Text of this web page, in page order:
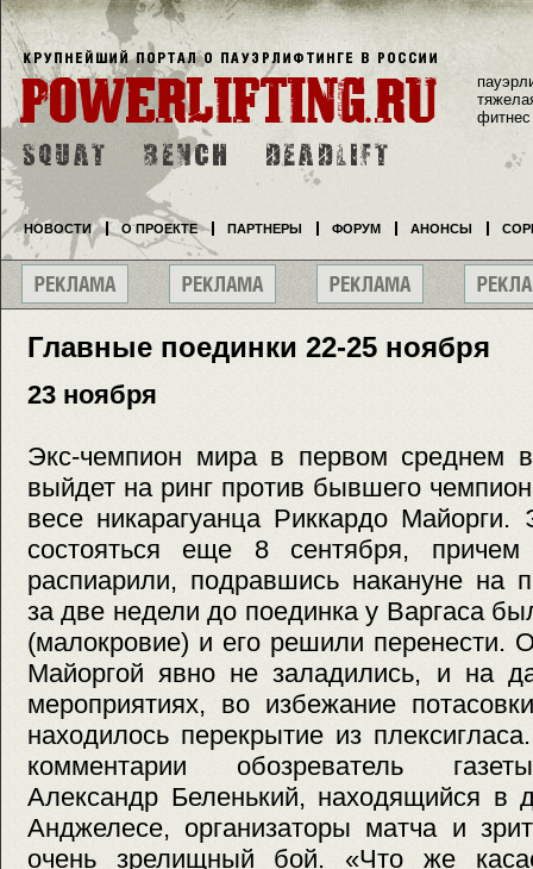
Главные поединки 22-25 ноября
23 ноября
Экс-чемпион мира в первом среднем
выйдет на ринг против бывшего
весе никарагуанца Риккардо
состояться еще 8 сентября,
распиарили, подравшись накануне на
за две недели до поединка у Варгаса
(малокровие) и его решили перенести.
Майоргой явно не заладились, и на
мероприятиях, во избежание
находилось перекрытие из
комментарии обозреватель
Александр Беленький, находящийся в
Анджелесе, организаторы матча и
очень зрелищный бой. «Что же
фитнес
НОВОСТИ О ПРОЕКТЕ ПАРТНЕРЫ ФОРУМ АНОНСЫ